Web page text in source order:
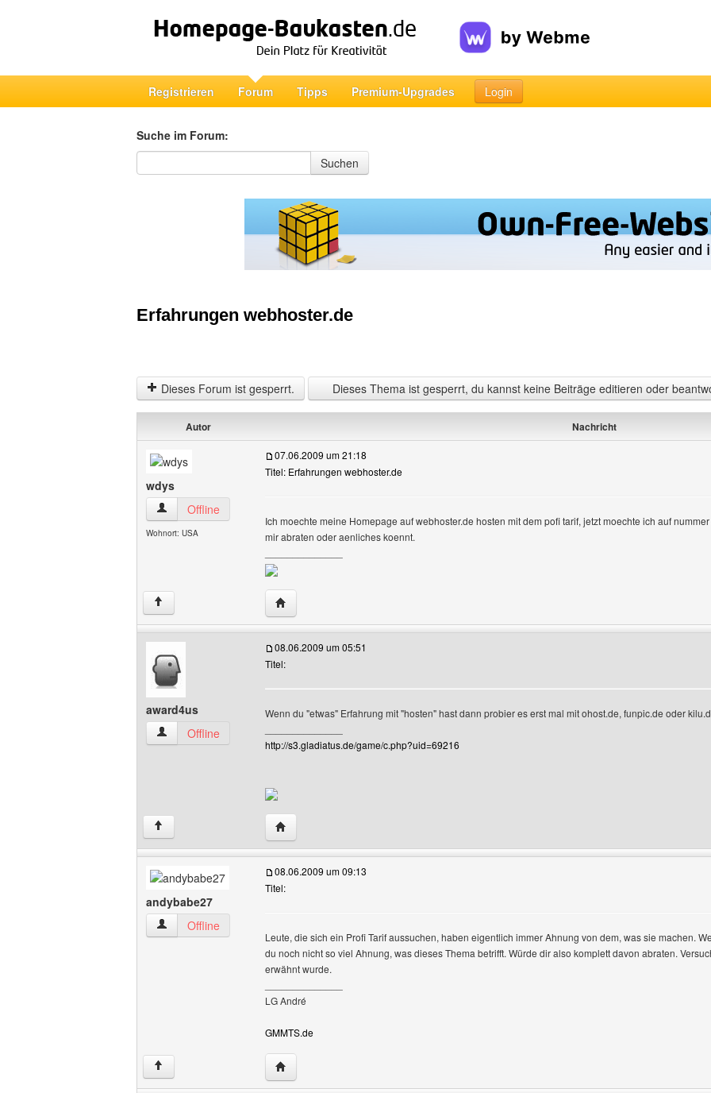
Registrieren Forum Tipps Premium-Upgrades Login
Suche im Forum:
Suche im Forum
Suchen
Erfahrungen webhoster.de
Dieses Forum ist gesperrt. Dieses Thema ist gesperrt, du kannst keine Beiträge editieren oder
Autor Nachricht
wdys
wdys Benutzer-Profile anzeigen
Offline
Wohnort: USA
07.06.2009 um 21:18
Titel: Erfahrungen webhoster.de
Ich moechte meine Homepage auf webhoster.de hosten mit dem pofi tarif, jetzt moechte ich auf
mir abraten oder aenliches koennt.
↑ Website dieses Benutzers besuchen: wdys
award4us
award4us Benutzer-Profile anzeigen
Offline
08.06.2009 um 05:51
Titel:
Wenn du "etwas" Erfahrung mit "hosten" hast dann probier es erst mal mit ohost.de, funpic.de oder
http://s3.gladiatus.de/game/c.php?uid=69216
↑ Website dieses Benutzers besuchen: award4us
andybabe27
andybabe27 Benutzer-Profile anzeigen
Offline
08.06.2009 um 09:13
Titel:
Leute, die sich ein Profi Tarif aussuchen, haben eigentlich immer Ahnung von dem, was sie machen.
du noch nicht so viel Ahnung, was dieses Thema betrifft. Würde dir also komplett davon abraten.
erwähnt wurde.
LG André
GMMTS.de
↑ Website dieses Benutzers besuchen: andybabe27